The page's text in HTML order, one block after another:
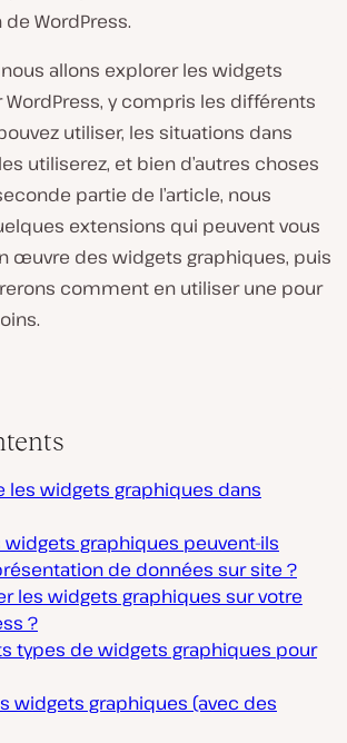
WordPress.
allons explorer les widgets
y compris les différents
utiliser, les situations dans
utiliserez, et bien d’autres choses
partie de l’article, nous
extensions qui peuvent vous
œuvre des widgets graphiques, puis
comment en utiliser une pour
les widgets graphiques dans
widgets graphiques peuvent-ils
de données sur site ?
les widgets graphiques sur votre
?
types de widgets graphiques pour
widgets graphiques (avec des